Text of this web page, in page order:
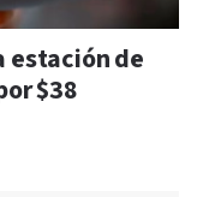
estación de
$38